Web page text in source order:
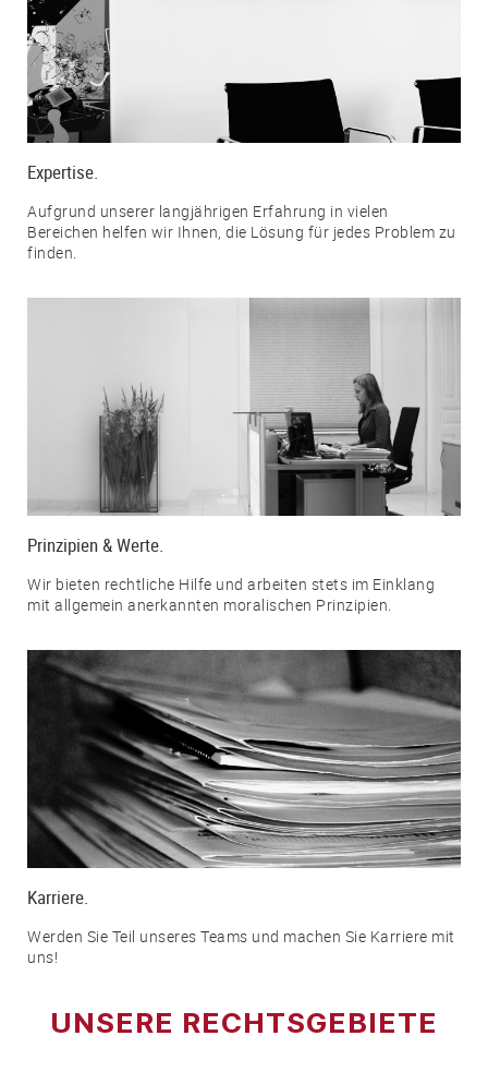
Expertise.
Aufgrund unserer langjährigen Erfahrung in vielen
Bereichen helfen wir Ihnen, die Lösung für jedes Problem zu
finden.
Prinzipien & Werte.
Wir bieten rechtliche Hilfe und arbeiten stets im Einklang
mit allgemein anerkannten moralischen Prinzipien.
Karriere.
Werden Sie Teil unseres Teams und machen Sie Karriere mit
uns!
UNSERE RECHTSGEBIETE